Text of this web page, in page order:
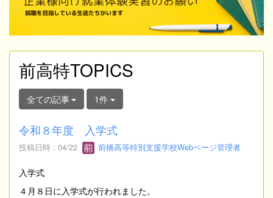
前高特TOPICS
全ての記事 1件
令和８年度 入学式
投稿日時 : 04/22 前橋高等特別支援学校Webページ管理者
入学式
４月８日に入学式が行われました。